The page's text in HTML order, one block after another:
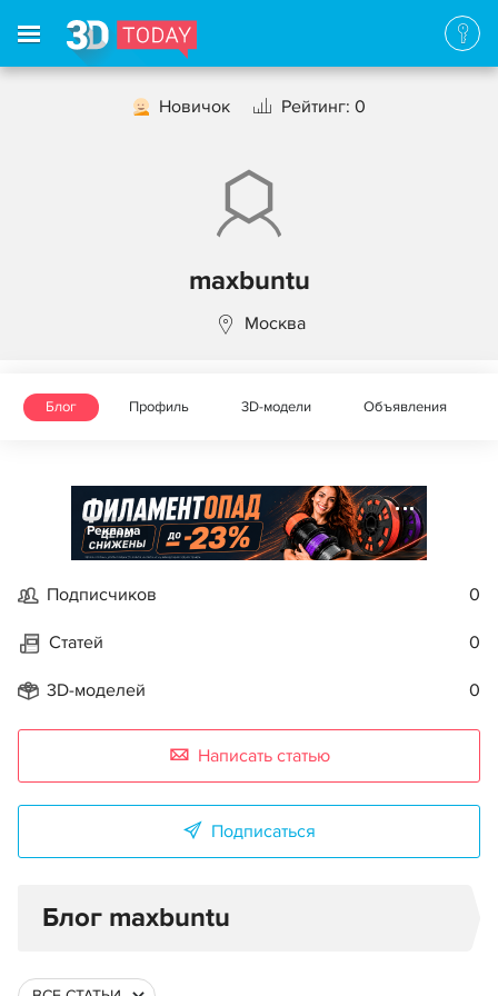
Новичок Рейтинг: 0
maxbuntu
Москва
Блог Профиль 3D-модели Объявления
Реклама
Подписчиков 0
Статей 0
3D-моделей 0
Написать статью
Подписаться
Блог maxbuntu